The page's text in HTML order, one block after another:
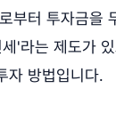
부터 투자금을
'라는 제도가
자 방법입니다.